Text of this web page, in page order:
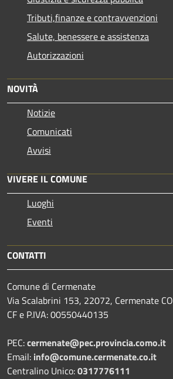
Tributi,finanze e contravvenzioni
Salute, benessere e assistenza
Autorizzazioni
NOVITÀ
Notizie
Comunicati
Avvisi
VIVERE IL COMUNE
Luoghi
Eventi
CONTATTI
Comune di Cermenate
Via Scalabrini 153, 22072, Cermenate CO
CF e P.IVA: 00550440135
PEC:cermenate@pec.provincia.como.it
Email: info@comune.cermenate.co.it
Centralino Unico:0317776111